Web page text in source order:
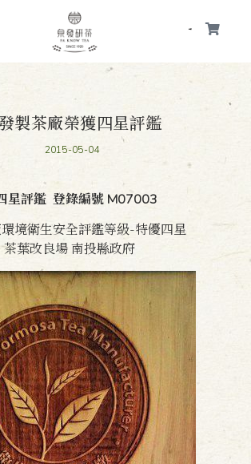
會員
製茶廠榮獲四星評鑑
2015-05-04
星評鑑 登錄編號 M07003
境衛生安全評鑑等級-特優四星
茶葉改良場 南投縣政府